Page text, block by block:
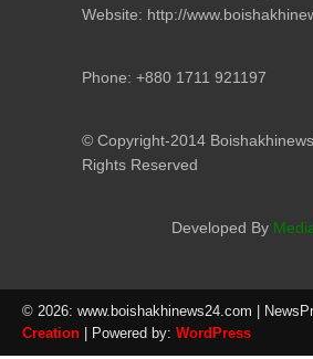
Website: http://
Phone: +880 1711 921197
© Copyright-2014
Rights Reserved
Developed By
© 2026: www.boishakhinews24.com |
Creation | Powered by: WordPress